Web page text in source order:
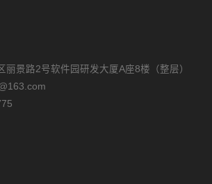
丽景路2号软件园研发大厦A座8楼（整层）